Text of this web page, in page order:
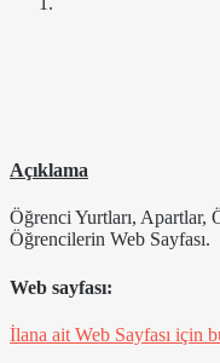
Açıklama
Öğrenci Yurtları, Apartlar,
Öğrencilerin Web Sayfası.
Web sayfası:
İlana ait Web Sayfası için